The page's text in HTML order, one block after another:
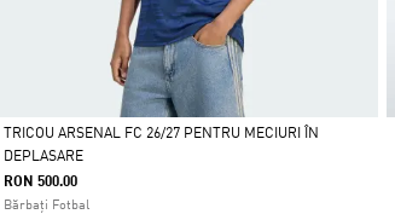
Da
TRICOU ARSENAL FC 26/27 PENTRU MECIURI ÎN
DEPLASARE
RON 500.00
Bărbați Fotbal